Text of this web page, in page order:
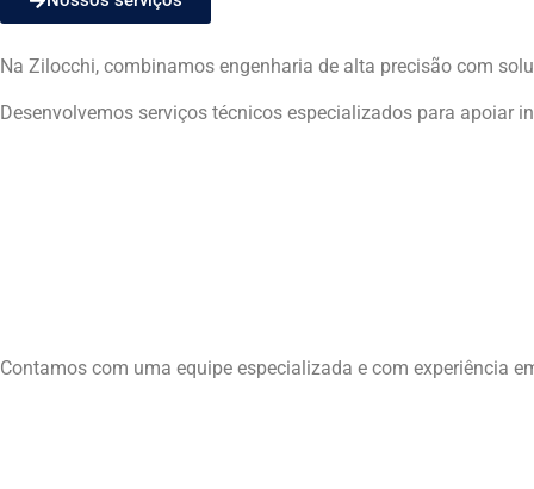
Na Zilocchi, combinamos engenharia de alta precisão com
Desenvolvemos serviços técnicos especializados para apoiar
Contamos com uma equipe especializada e com experiência